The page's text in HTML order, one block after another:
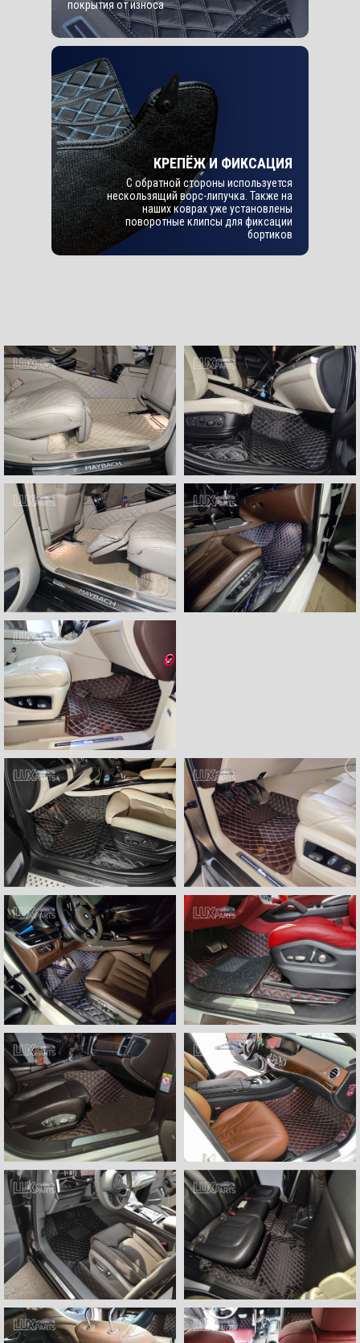
покрытия от износа
КРЕПЁЖ И ФИКСАЦИЯ
С обратной стороны используется
нескользящий ворс-липучка. Также на
наших коврах уже установлены
поворотные клипсы для фиксации
бортиков